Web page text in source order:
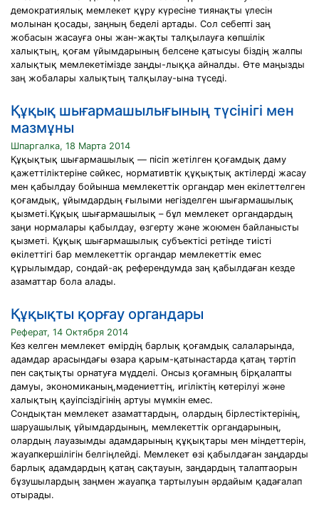
демократиялық мемлекет құру күресіне тиянақты үлесін
молынан қосады, заңның беделі артады. Сол себепті заң
жобасын жасауға оны жан-жақты талқылауға көпшілік
халықтың, қоғам үйымдарының белсене қатысуы біздің жалпы
халықтық мемлекетімізде заңды-лыққа айналды. Өте маңызды
заң жобалары халықтың талқылау-ына түседі.
Құқық шығармашылығының түсінігі мен
мазмұны
Шпаргалка, 18 Марта 2014
Құқықтық шығармашылық — пісіп жетілген қоғамдық даму
қажеттіліктеріне сәйкес, нормативтік құқықтық актілерді жасау
мен қабылдау бойынша мемлекеттік органдар мен екілеттелген
қоғамдық, ұйымдардың ғылыми негізделген шығармашылық
қызметі.Құқық шығармашылық – бұл мемлекет органдардың
заңи нормалары қабылдау, өзгерту және жоюмен байланысты
қызметі. Құқық шығармашылық субъектісі ретінде тиісті
өкілеттігі бар мемлекеттік органдар мемлекеттік емес
құрылымдар, сондай-ақ референдумда заң қабылдаған кезде
азаматтар бола алады.
Құқықты қорғау органдары
Реферат, 14 Октября 2014
Кез келген мемлекет өмірдің барлық қоғамдық салаларында,
адамдар арасындағы өзара қарым-қатынастарда қатаң тәртіп
пен сақтықты орнатуға мүдделі. Онсыз қоғамның бірқалапты
дамуы, экономиканың,мәдениеттің, игіліктің көтерілуі және
халықтың қауіпсіздігінің артуы мүмкін емес.
Сондықтан мемлекет азаматтардың, олардың бірлестіктерінің,
шаруашылық ұйымдардының, мемлекеттік органдарының,
олардың лауазымды адамдарының құқықтары мен міндеттерін,
жауапкершілігін белгіңлейді. Мемлекет өзі қабылдаған заңдарды
барлық адамдардың қатаң сақтауын, заңдардың талаптаорын
бұзушылардың заңмен жауапқа тартылуын әрдайым қадағалап
отырады.